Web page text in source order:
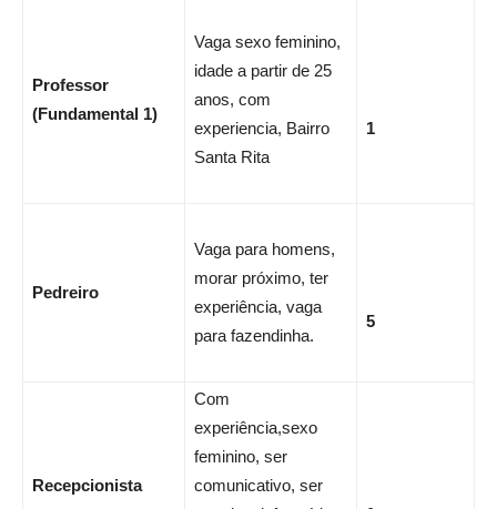
Professor
(Fundamental 1)
Vaga sexo feminino,
idade a partir de 25
anos, com
experiencia, Bairro
Santa Rita
1
Pedreiro
Vaga para homens,
morar próximo, ter
experiência, vaga
para fazendinha.
5
Recepcionista
Com
experiência,sexo
feminino, ser
comunicativo, ser